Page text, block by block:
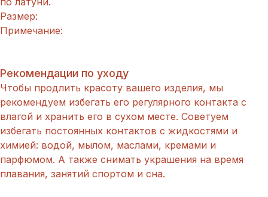
Размер:
Примечание:
Рекомендации по уходу
Чтобы продлить красоту вашего изделия, мы
рекомендуем избегать его регулярного контакта с
влагой и хранить его в сухом месте. Советуем
избегать постоянных контактов с жидкостями и
химией: водой, мылом, маслами, кремами и
парфюмом. А также снимать украшения на время
плавания, занятий спортом и сна.